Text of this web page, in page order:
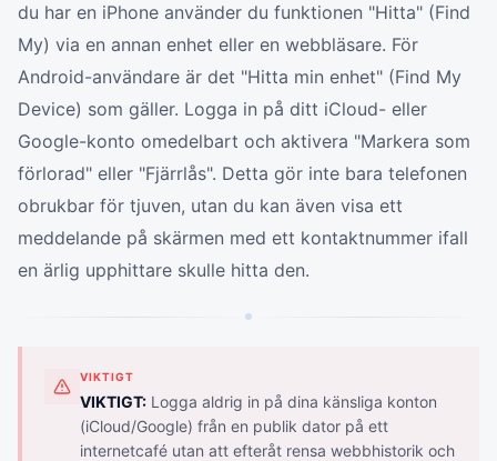
du har en iPhone använder du funktionen "Hitta" (Find
My) via en annan enhet eller en webbläsare. För
Android-användare är det "Hitta min enhet" (Find My
Device) som gäller. Logga in på ditt iCloud- eller
Google-konto omedelbart och aktivera "Markera som
förlorad" eller "Fjärrlås". Detta gör inte bara telefonen
obrukbar för tjuven, utan du kan även visa ett
meddelande på skärmen med ett kontaktnummer ifall
en ärlig upphittare skulle hitta den.
VIKTIGT
VIKTIGT: Logga aldrig in på dina känsliga konton
(iCloud/Google) från en publik dator på ett
internetcafé utan att efteråt rensa webbhistorik och